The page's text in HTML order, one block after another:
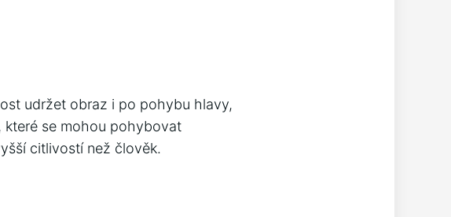
udržet obraz i po pohybu hlavy,
se mohou pohybovat
citlivostí než člověk.